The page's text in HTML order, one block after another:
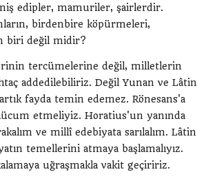
edipler, mamuriler, şairlerdir.
birdenbire köpürmeleri,
biri değil midir?
tercümelerine değil, milletlerin
addedilebiliriz. Değil Yunan ve Lâtin
fayda temin edemez. Rönesans'a
etmeliyiz. Horatius'un yanında
ve millî edebiyata sarılalım. Lâtin
temellerini atmaya başlamalıyız.
uğraşmakla vakit geçiririz.